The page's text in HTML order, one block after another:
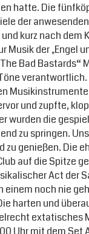
hatte. Die
der
kurz nach dem
der „Engel
Bad Bastards“
und zupfte,
wurden die
zu springen.
genießen. Die
auf die Spitze
Act der
noch nie
harten und
extatisches